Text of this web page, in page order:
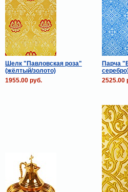
Шелк "Павловская роза"
(жёлтый/золото)
Парча
1955.00 руб.
2525.00